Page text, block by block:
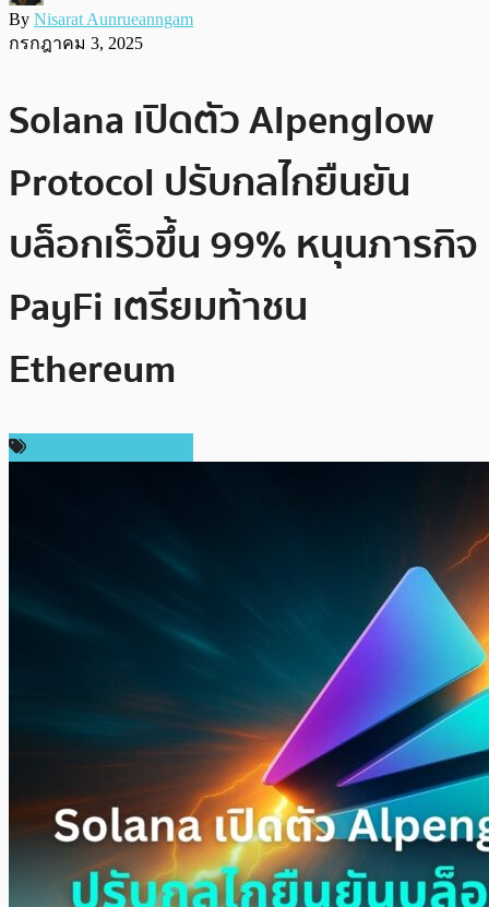
By Nisarat Aunrueanngam
กรกฎาคม 3, 2025
Solana เปิดตัว Alpenglow
Protocol ปรับกลไกยืนยัน
บล็อกเร็วขึ้น 99% หนุนภารกิจ
PayFi เตรียมท้าชน
Ethereum